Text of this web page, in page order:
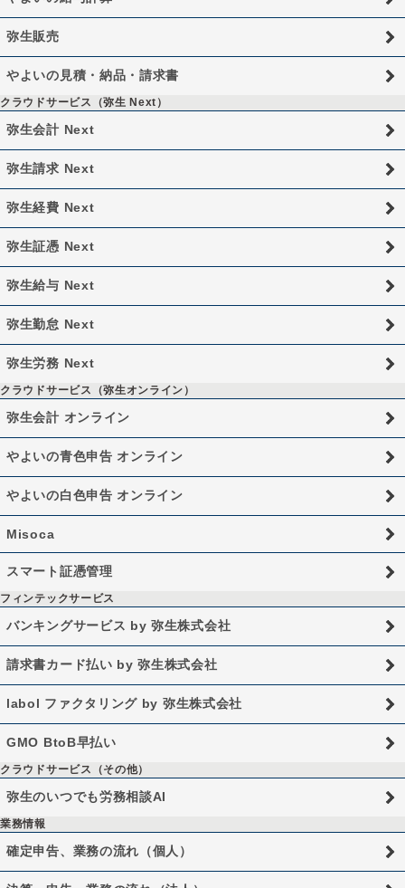
弥生販売
やよいの見積・納品・請求書
クラウドサービス（弥生 Next）
弥生会計 Next
弥生請求 Next
弥生経費 Next
弥生証憑 Next
弥生給与 Next
弥生勤怠 Next
弥生労務 Next
クラウドサービス（弥生オンライン）
弥生会計 オンライン
やよいの青色申告 オンライン
やよいの白色申告 オンライン
Misoca
スマート証憑管理
フィンテックサービス
バンキングサービス by 弥生株式会社
請求書カード払い by 弥生株式会社
labol ファクタリング by 弥生株式会社
GMO BtoB早払い
クラウドサービス（その他）
弥生のいつでも労務相談AI
業務情報
確定申告、業務の流れ（個人）